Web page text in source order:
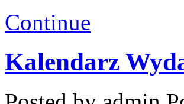
Continue
Kalendarz